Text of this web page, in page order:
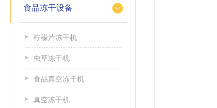
食品冻干设备
柠檬片冻干机
虫草冻干机
食品真空冻干机
真空冻干机